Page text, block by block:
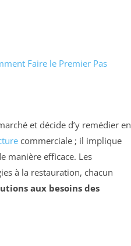
Faire le Premier Pas
et décide d’y remédier en
commerciale ; il implique
manière efficace. Les
à la restauration, chacun
aux besoins des